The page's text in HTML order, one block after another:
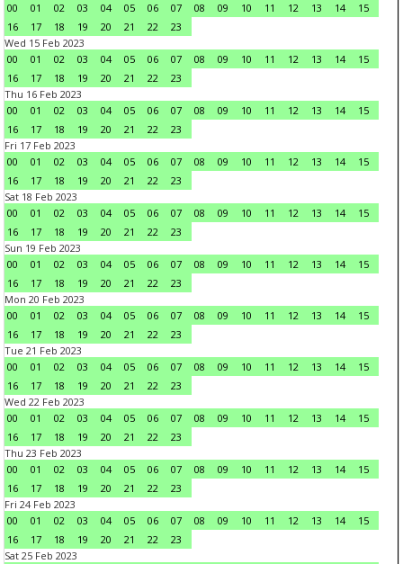
00
01 02 03 04 05 06 07 08 09 10 11 12 13 14
15
16
17 18 19 20 21 22
23
Wed 15 Feb 2023
00
01 02 03 04 05 06 07 08 09 10 11 12 13 14
15
16
17 18 19 20 21 22
23
Thu 16 Feb 2023
00
01 02 03 04 05 06 07 08 09 10 11 12 13 14
15
16
17 18 19 20 21 22
23
Fri 17 Feb 2023
00
01 02 03 04 05 06 07 08 09 10 11 12 13 14
15
16
17 18 19 20 21 22
23
Sat 18 Feb 2023
00
01 02 03 04 05 06 07 08 09 10 11 12 13 14
15
16
17 18 19 20 21 22
23
Sun 19 Feb 2023
00
01 02 03 04 05 06 07 08 09 10 11 12 13 14
15
16
17 18 19 20 21 22
23
Mon 20 Feb 2023
00
01 02 03 04 05 06 07 08 09 10 11 12 13 14
15
16
17 18 19 20 21 22
23
Tue 21 Feb 2023
00
01 02 03 04 05 06 07 08 09 10 11 12 13 14
15
16
17 18 19 20 21 22
23
Wed 22 Feb 2023
00
01 02 03 04 05 06 07 08 09 10 11 12 13 14
15
16
17 18 19 20 21 22
23
Thu 23 Feb 2023
00
01 02 03 04 05 06 07 08 09 10 11 12 13 14
15
16
17 18 19 20 21 22
23
Fri 24 Feb 2023
00
01 02 03 04 05 06 07 08 09 10 11 12 13 14
15
16
17 18 19 20 21 22
23
Sat 25 Feb 2023